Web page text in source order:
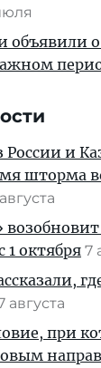
объявили
России и
шторма
1 октября 7
августа
при